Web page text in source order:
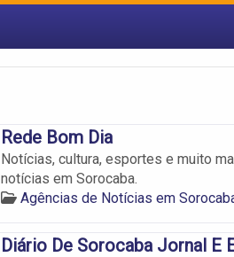
Rede Bom Dia
Notícias, cultura, esportes e muito
notícias em Sorocaba.
Agências de Notícias em
Diário De Sorocaba Jornal E